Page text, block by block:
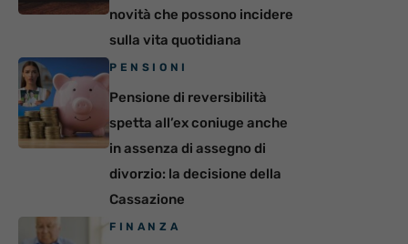
novità che possono incidere
sulla vita quotidiana
PENSIONI
Pensione di reversibilità
spetta all’ex coniuge anche
in assenza di assegno di
divorzio: la decisione della
Cassazione
FINANZA